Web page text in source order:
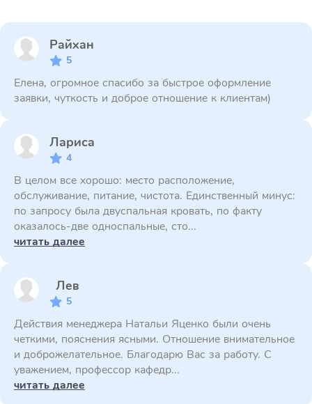
Райхан
5
Елена, огромное спасибо за быстрое оформление
заявки, чуткость и доброе отношение к клиентам)
Лариса
4
В целом все хорошо: место расположение,
обслуживание, питание, чистота. Единственный минус:
по запросу была двуспальная кровать, по факту
оказалось-две односпальные, сто...
читать далее
Лев
5
Действия менеджера Натальи Яценко были очень
четкими, пояснения ясными. Отношение внимательное
и доброжелательное. Благодарю Вас за работу. С
уважением, профессор кафедр...
читать далее